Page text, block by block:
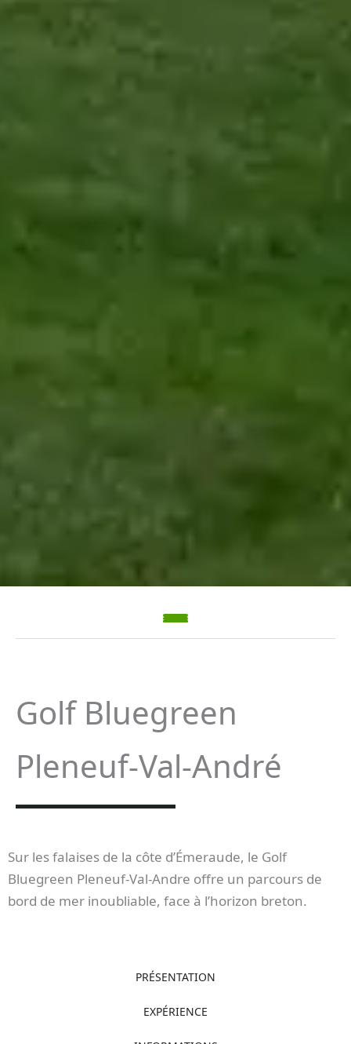
Golf Bluegreen
Pleneuf-Val-André
Sur les falaises de la côte d’Émeraude, le Golf
Bluegreen Pleneuf-Val-Andre offre un parcours de
bord de mer inoubliable, face à l’horizon breton.
PRÉSENTATION
EXPÉRIENCE